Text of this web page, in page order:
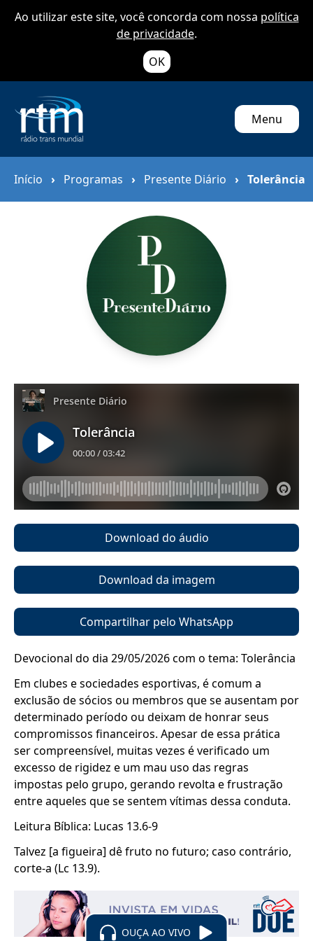
Ao utilizar este site, você concorda com nossa política
de privacidade.
OK
Menu
Início › Programas › Presente Diário › Tolerância
Download do áudio
Download da imagem
Compartilhar pelo WhatsApp
Devocional do dia 29/05/2026 com o tema: Tolerância
Em clubes e sociedades esportivas, é comum a
exclusão de sócios ou membros que se ausentam por
determinado período ou deixam de honrar seus
compromissos financeiros. Apesar de essa prática
ser compreensível, muitas vezes é verificado um
excesso de rigidez e um mau uso das regras
impostas pelo grupo, gerando revolta e frustração
entre aqueles que se sentem vítimas dessa conduta.
Leitura Bíblica: Lucas 13.6-9
Talvez [a figueira] dê fruto no futuro; caso contrário,
corte-a (Lc 13.9).
OUÇA AO VIVO